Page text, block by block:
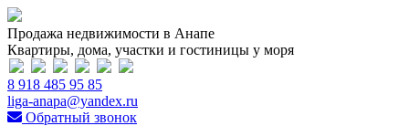
Продажа недвижимости в Анапе
Квартиры, дома, участки и гостиницы у моря
8 918 485 95 85
liga-anapa@yandex.ru
Обратный звонок